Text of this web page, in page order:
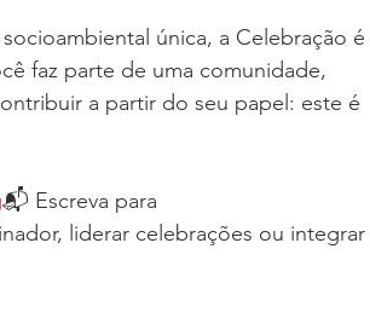
única, a Celebração é
faz parte de uma comunidade,
a partir do seu papel: este é
📬 Escreva para
liderar celebrações ou integrar